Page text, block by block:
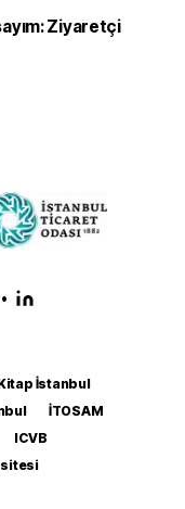
Ziyaretçi
•
İstanbul
İTOSAM
ICVB